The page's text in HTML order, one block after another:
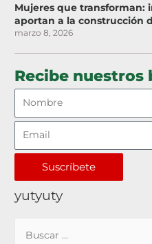
Mujeres que transforman:
aportan a la construcción
marzo 8, 2026
Recibe nuestros
Suscríbete
yutyuty